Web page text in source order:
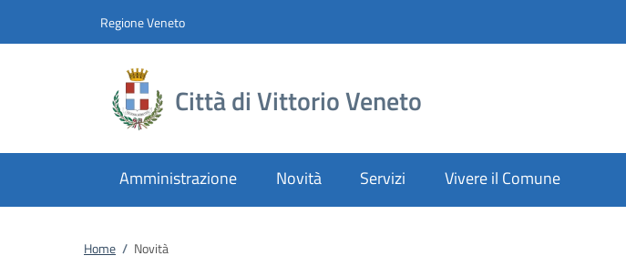
Regione Veneto
Città di Vittorio Veneto
Amministrazione Novità Servizi Vivere il Comune
Home / Novità